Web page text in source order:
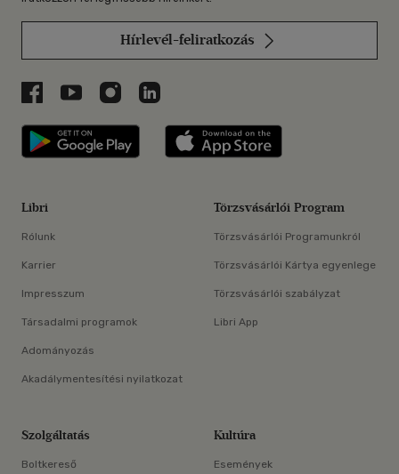
Hírlevél-feliratkozás
Libri a Facebookon
Libri a Youtube-on
Libri az Instagramon
Libri a LinkedInen
Libri applikáció Szerezd meg: Google
Libri
Rólunk
Karrier
Impresszum
Társadalmi programok
Adományozás
Akadálymentesítési nyilatkozat
Törzsvásárlói Program
Törzsvásárlói Programunkról
Törzsvásárlói Kártya egyenlege
Törzsvásárlói szabályzat
Libri App
Szolgáltatás
Boltkereső
Kultúra
Események